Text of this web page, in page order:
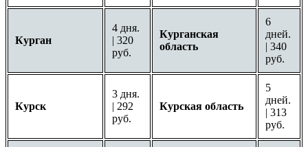
Курган
4 дня.
| 320
руб.
Курганская
область
6
дней.
| 340
руб.
Курск
3 дня.
| 292
руб.
Курская область
5
дней.
| 313
руб.